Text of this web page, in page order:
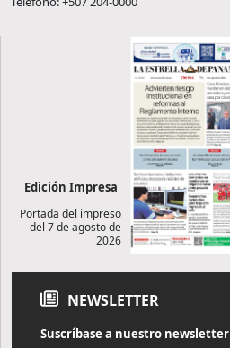
Edición Impresa
Portada del impreso
del 7 de agosto de
2026
NEWSLETTER
Suscríbase a nuestro newsletter